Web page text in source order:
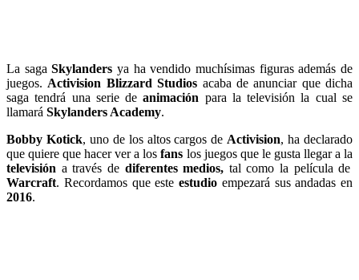
La sagaSkylanders ya ha vendido muchísimas figuras además de
juegos. Activision Blizzard Studios acaba de anunciar que dicha
saga tendrá una serie deanimación para la televisión la cual se
llamará Skylanders Academy.
Bobby Kotick, uno de los altos cargos de Activision, ha declarado
que quiere que hacer ver a los fans los juegos que le gusta llegar a la
televisión a través de diferentes medios, tal como la película de
Warcraft. Recordamos que este estudio empezará sus andadas en
2016.